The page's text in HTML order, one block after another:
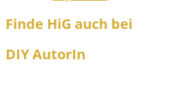
Finde HiG auch bei
DIY AutorIn